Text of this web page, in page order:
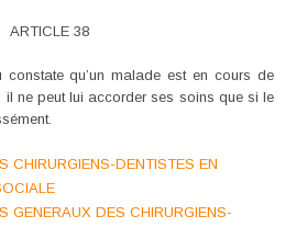
ARTICLE 38
qu’un malade est en cours de
il ne peut lui accorder ses soins que si le
CHIRURGIENS-DENTISTES EN
GENERAUX DES CHIRURGIENS-